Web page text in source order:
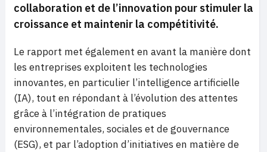
collaboration et de l’innovation pour stimuler la
croissance et maintenir la compétitivité.
Le rapport met également en avant la manière dont
les entreprises exploitent les technologies
innovantes, en particulier l’intelligence artificielle
(IA), tout en répondant à l’évolution des attentes
grâce à l’intégration de pratiques
environnementales, sociales et de gouvernance
(ESG), et par l’adoption d’initiatives en matière de